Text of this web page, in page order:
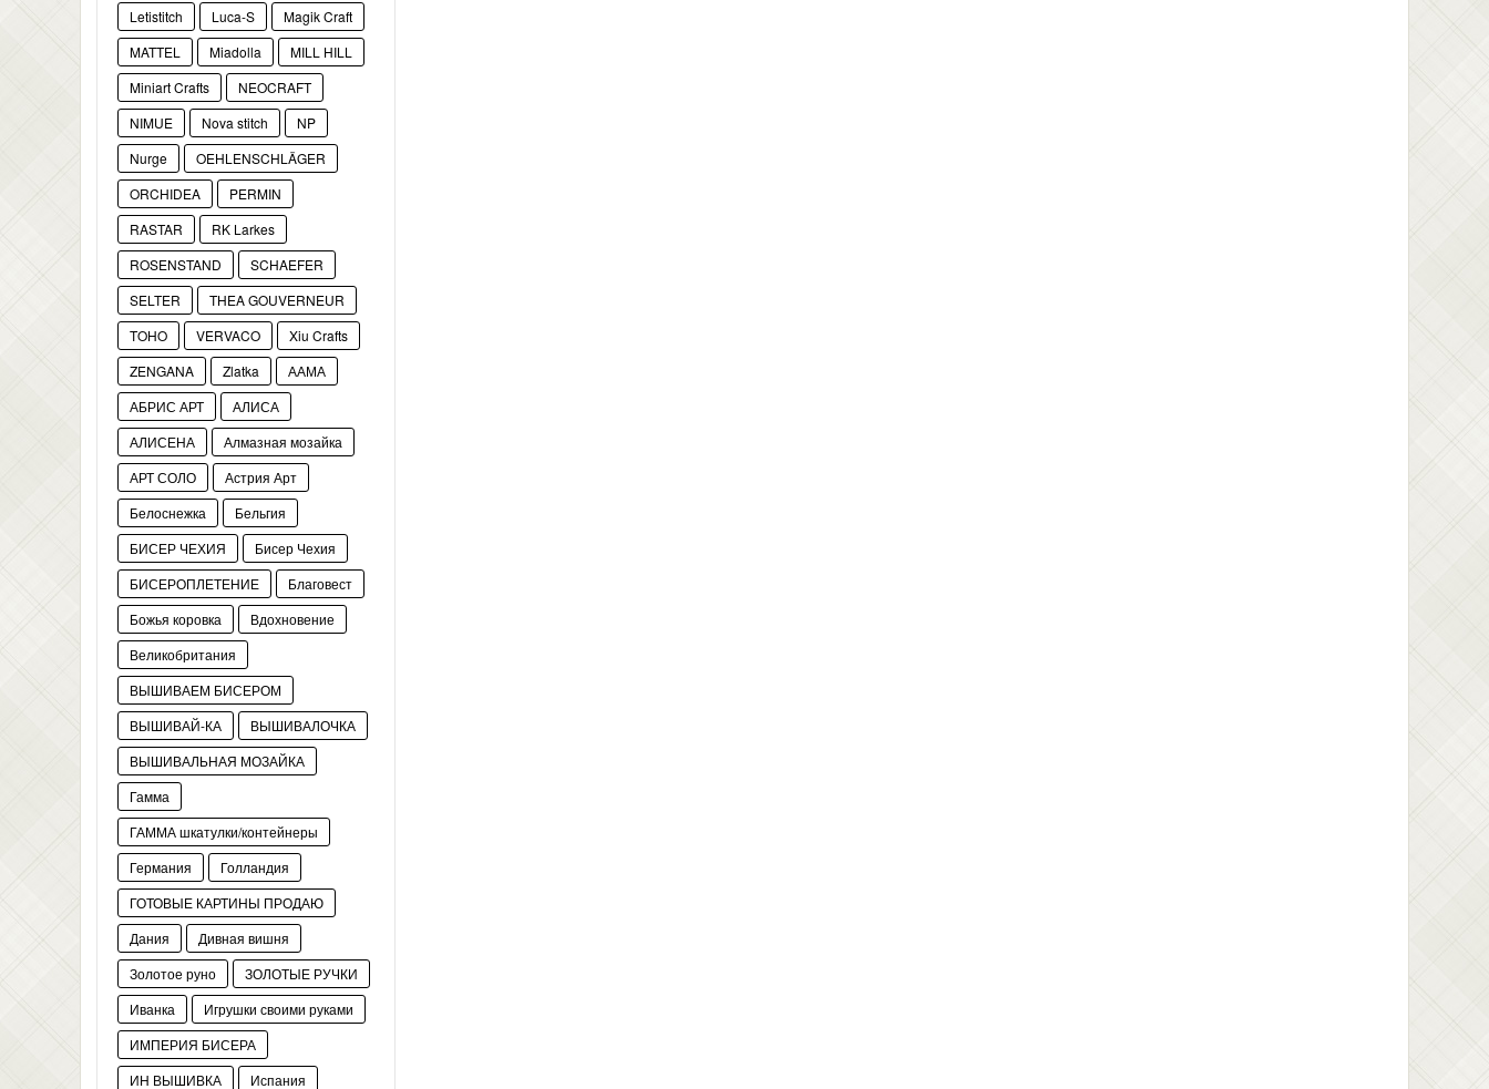
Letistitch
Luca-S
Magik Craft
MATTEL
Miadolla
MILL HILL
Miniart Crafts
NEOCRAFT
NIMUE
Nova stitch
NP
Nurge
OEHLENSCHLÄGER
ORCHIDEA
PERMIN
RASTAR
RK Larkes
ROSENSTAND
SCHAEFER
SELTER
THEA GOUVERNEUR
TOHO
VERVACO
Xiu Crafts
ZENGANA
Zlatka
ААМА
АБРИС АРТ
АЛИСА
АЛИСЕНА
Алмазная мозайка
АРТ СОЛО
Астрия Арт
Белоснежка
Бельгия
БИСЕР ЧЕХИЯ
Бисер Чехия
БИСЕРОПЛЕТЕНИЕ
Благовест
Божья коровка
Вдохновение
Великобритания
ВЫШИВАЕМ БИСЕРОМ
ВЫШИВАЙ-КА
ВЫШИВАЛОЧКА
ВЫШИВАЛЬНАЯ МОЗАЙКА
Гамма
ГАММА шкатулки/контейнеры
Германия
Голландия
ГОТОВЫЕ КАРТИНЫ ПРОДАЮ
Дания
Дивная вишня
Золотое руно
ЗОЛОТЫЕ РУЧКИ
Иванка
Игрушки своими руками
ИМПЕРИЯ БИСЕРА
ИН ВЫШИВКА
Испания